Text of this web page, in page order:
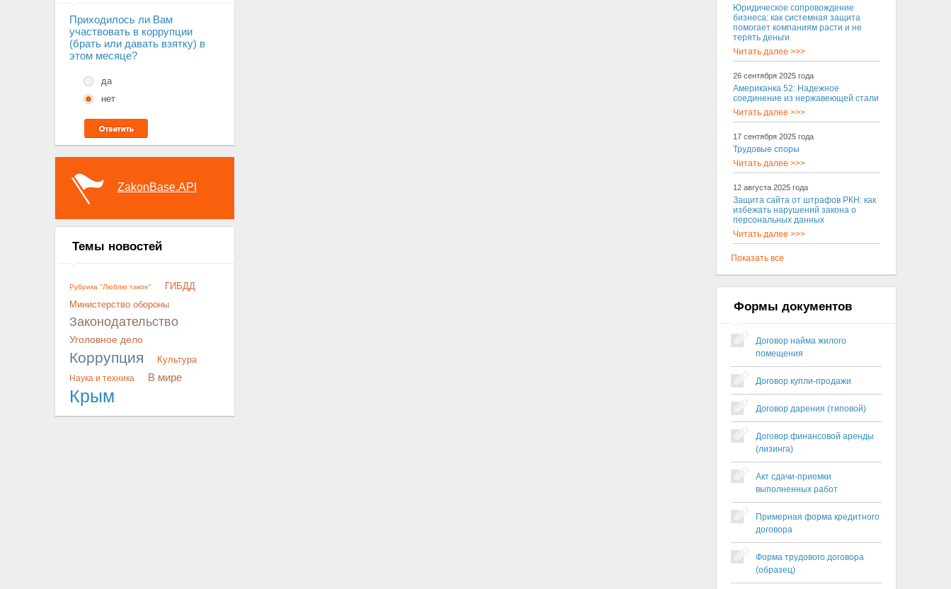
Приходилось ли Вам
участвовать в коррупции
(брать или давать взятку) в
этом месяце?
да
нет
ZakonBase.API
Темы новостей
Рубрика "Люблю такое"
ГИБДД
Министерство обороны
Законодательство
Уголовное дело
Коррупция Культура
Наука и техника В мире
Крым
Юридическое сопровождение
бизнеса: как системная защита
помогает компаниям расти и не
терять деньги
Читать далее >>>
26 сентября 2025 года
Американка 52: Надежное
соединение из нержавеющей стали
Читать далее >>>
17 сентября 2025 года
Трудовые споры
Читать далее >>>
12 августа 2025 года
Защита сайта от штрафов РКН: как
избежать нарушений закона о
персональных данных
Читать далее >>>
Показать все
Формы документов
Договор найма жилого
помещения
Договор купли-продажи
Договор дарения (типовой)
Договор финансовой аренды
(лизинга)
Акт сдачи-приемки
выполненных работ
Примерная форма кредитного
договора
Форма трудового договора
(образец)